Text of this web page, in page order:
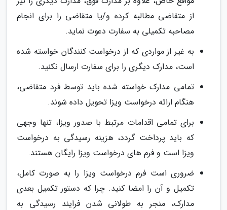
از متقاضی مطالبه کرده و/یا متقاضی را برای انجام
مصاحبه تکمیلی به سفارت دعوت نماید.
به غیر از مواردی که از درخواست کنندگان خواسته شده
است، مدارک دیگری را برای سفارت ارسال نکنید.
تمامی مدارک خواسته شده باید توسط فرد متقاضی،
هنگام ارائه درخواست ویزا تحویل داده شوند.
برای تمامی اقدامات مرتبط با صدور ویزا، تنها وجهی
که باید پرداخت گردد، هزینه رسیدگی به درخواست
ویزا است و فرم های درخواست ویزا رایگان هستند.
ضروری است فرم درخواست ویزا را به صورت کامل،
تکمیل و آن را امضا کنید. چرا که دستور تکمیل بعدی
مدارک، منجر به طولانی شدن فرایند رسیدگی به